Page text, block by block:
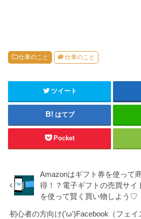
仕事のこと 仕事のこと
ツイート
はてブ
Pocket
Amazonはギフト券を使って
得！？電子ギフトの売買サイ
を使って賢く買い物しよう♡
初心者の方向け('ω')Facebook（フェイ